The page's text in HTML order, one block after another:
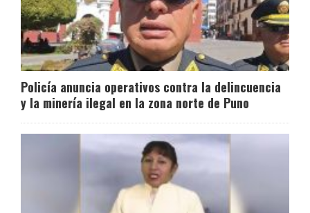
Policía anuncia operativos contra la delincuencia
y la minería ilegal en la zona norte de Puno